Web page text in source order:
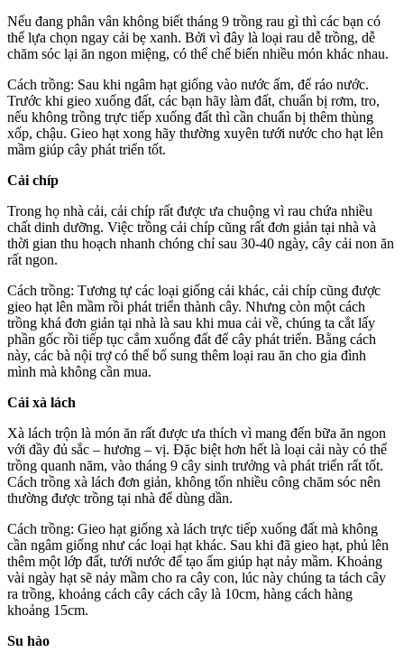
triển
tốt,
dinh
Nếu đang phân vân không biết tháng 9 trồng rau gì thì các bạn có
thể lựa chọn ngay cải bẹ xanh. Bởi vì đây là loại rau dễ trồng, dễ
chăm sóc lại ăn ngon miệng, có thể chế biến nhiều món khác nhau.
Cách trồng: Sau khi ngâm hạt giống vào nước ấm, để ráo nước.
Trước khi gieo xuống đất, các bạn hãy làm đất, chuẩn bị rơm, tro,
nếu không trồng trực tiếp xuống đất thì cần chuẩn bị thêm thùng
xốp, chậu. Gieo hạt xong hãy thường xuyên tưới nước cho hạt lên
mầm giúp cây phát triển tốt.
Cải chíp
Trong họ nhà cải, cải chíp rất được ưa chuộng vì rau chứa nhiều
chất dinh dưỡng. Việc trồng cải chíp cũng rất đơn giản tại nhà và
thời gian thu hoạch nhanh chóng chỉ sau 30-40 ngày, cây cải non ăn
rất ngon.
Cách trồng: Tương tự các loại giống cải khác, cải chíp cũng được
gieo hạt lên mầm rồi phát triển thành cây. Nhưng còn một cách
trồng khá đơn giản tại nhà là sau khi mua cải về, chúng ta cắt lấy
phần gốc rồi tiếp tục cắm xuống đất để cây phát triển. Bằng cách
này, các bà nội trợ có thể bổ sung thêm loại rau ăn cho gia đình
mình mà không cần mua.
Cải xà lách
Xà lách trộn là món ăn rất được ưa thích vì mang đến bữa ăn ngon
với đầy đủ sắc – hương – vị. Đặc biệt hơn hết là loại cải này có thể
trồng quanh năm, vào tháng 9 cây sinh trưởng và phát triển rất tốt.
Cách trồng xà lách đơn giản, không tốn nhiều công chăm sóc nên
thường được trồng tại nhà để dùng dần.
Cách trồng: Gieo hạt giống xà lách trực tiếp xuống đất mà không
cần ngâm giống như các loại hạt khác. Sau khi đã gieo hạt, phủ lên
thêm một lớp đất, tưới nước để tạo ẩm giúp hạt nảy mầm. Khoảng
vài ngày hạt sẽ nảy mầm cho ra cây con, lúc này chúng ta tách cây
ra trồng, khoảng cách cây cách cây là 10cm, hàng cách hàng
khoảng 15cm.
Su hào